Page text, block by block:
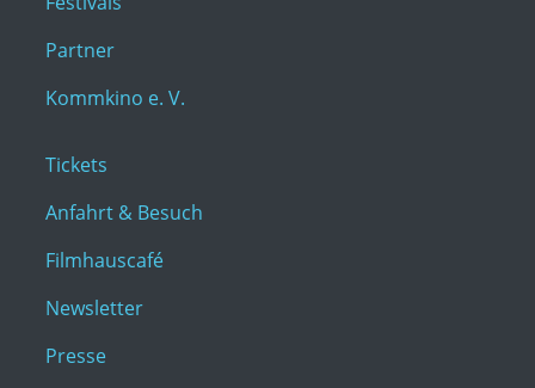
Partner
Kommkino e. V.
Tickets
Anfahrt & Besuch
Filmhauscafé
Newsletter
Presse